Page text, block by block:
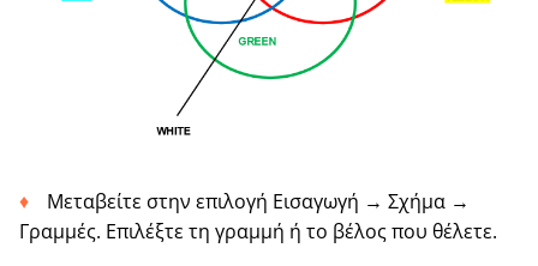
Μεταβείτε στην επιλογή Εισαγωγή → Σχήμα →
Γραμμές. Επιλέξτε τη γραμμή ή το βέλος που θέλετε.